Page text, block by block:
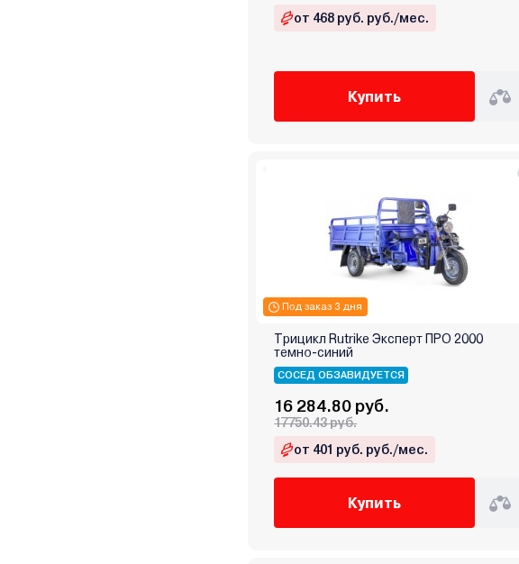
от 468 руб. руб./мес.
Купить
Под заказ 3 дня
Трицикл Rutrike Эксперт ПРО 2000
темно-синий
СОСЕД ОБЗАВИДУЕТСЯ
16 284.80 руб.
17750.43 руб.
от 401 руб. руб./мес.
Купить